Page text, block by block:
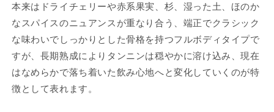
本来はドライチェリーや赤系果実、杉、湿った土、ほのか
なスパイスのニュアンスが重なり合う、端正でクラシック
な味わいでしっかりとした骨格を持つフルボディタイプで
すが、長期熟成によりタンニンは穏やかに溶け込み、現在
はなめらかで落ち着いた飲み心地へと変化していくのが特
徴として表れます。